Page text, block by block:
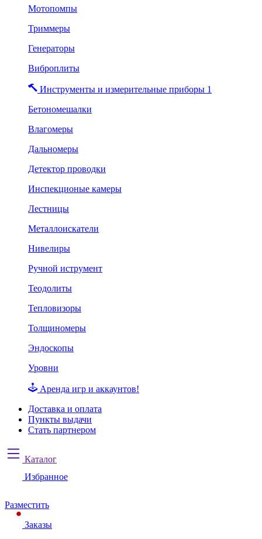
Мотопомпы
Триммеры
Генераторы
Виброплиты
Инструменты и измерительные приборы 1
Бетономешалки
Влагомеры
Дальномеры
Детектор проводки
Инспекционые камеры
Лестницы
Металлоискатели
Нивелиры
Ручной иструмент
Теодолиты
Тепловизоры
Толщиномеры
Эндоскопы
Уровни
Аренда игр и аккаунтов!
Доставка и оплата
Пункты выдачи
Стать партнером
Каталог
Избранное
Разместить
Заказы